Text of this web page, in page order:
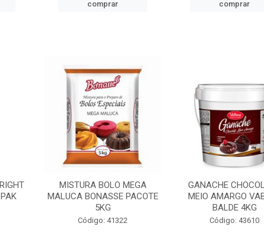
comprar
comprar
MISTURA BOLO MEGA
MALUCA BONASSE PACOTE
5KG
Código: 41322
GANACHE
MEIO AMARGO
BALDE 4KG
Código: 43610